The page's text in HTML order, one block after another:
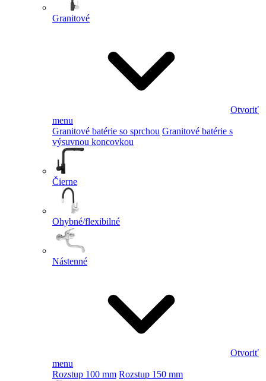
Granitové
Otvoriť
menu
Granitové batérie so sprchou Granitové batérie s
výsuvnou koncovkou
Čierne
Ohybné/flexibilné
Nástenné
Otvoriť
menu
Rozstup 100 mm Rozstup 150 mm